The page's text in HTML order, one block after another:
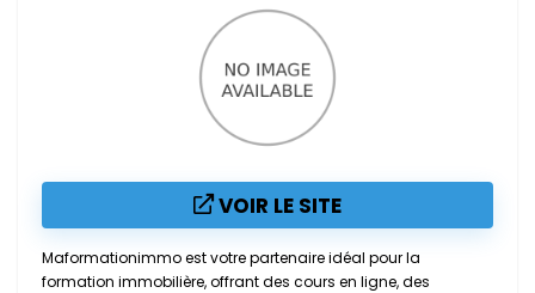
VOIR LE SITE
Maformationimmo est votre partenaire idéal pour la
formation immobilière, offrant des cours en ligne, des